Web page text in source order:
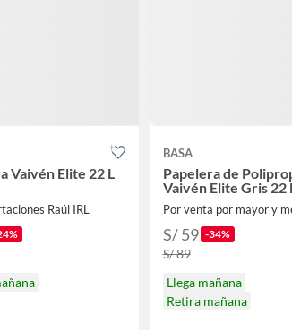
Vaivén Elite 22 L
Raúl IRL
BASA
Papelera de
Vaivén Elite Gris 22
S/ 59 -34%
S/ 89
Llega mañana
Retira mañana